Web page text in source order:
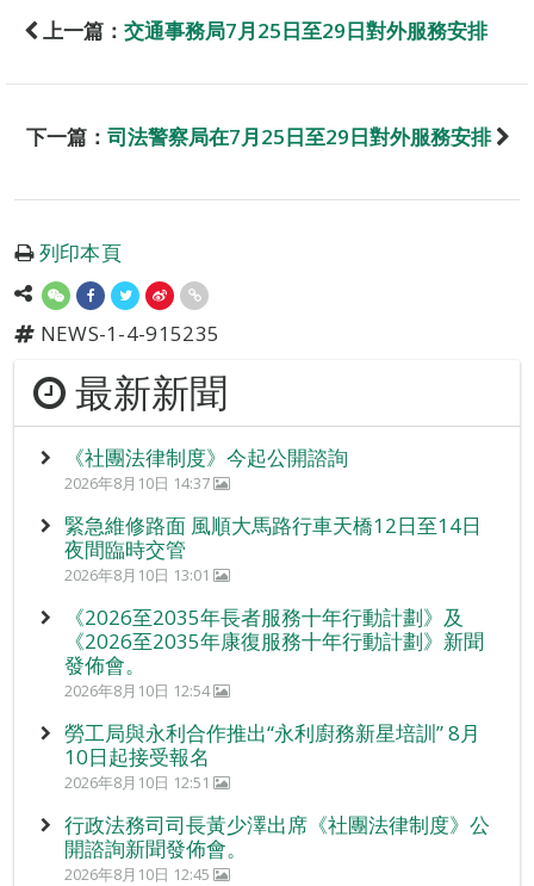
上一篇： 交通事務局7月25日至29日對外服務安排
下一篇： 司法警察局在7月25日至29日對外服務安排
列印本頁
NEWS-1-4-915235
最新新聞
《社團法律制度》今起公開諮詢
2026年8月10日 14:37
緊急維修路面 風順大馬路行車天橋12日至14日
夜間臨時交管
2026年8月10日 13:01
《2026至2035年長者服務十年行動計劃》及
《2026至2035年康復服務十年行動計劃》新聞
發佈會。
2026年8月10日 12:54
勞工局與永利合作推出“永利廚務新星培訓” 8月
10日起接受報名
2026年8月10日 12:51
行政法務司司長黃少澤出席《社團法律制度》公
開諮詢新聞發佈會。
2026年8月10日 12:45